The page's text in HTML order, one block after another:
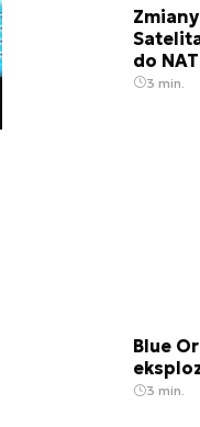
do
3 min.
Blue
3 min.